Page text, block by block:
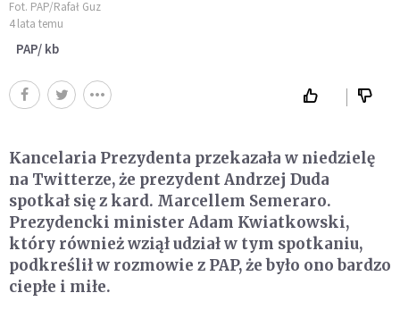
Fot. PAP/Rafał Guz
4 lata temu
PAP/ kb
Kancelaria Prezydenta przekazała w niedzielę
na Twitterze, że prezydent Andrzej Duda
spotkał się z kard. Marcellem Semeraro.
Prezydencki minister Adam Kwiatkowski,
który również wziął udział w tym spotkaniu,
podkreślił w rozmowie z PAP, że było ono bardzo
ciepłe i miłe.